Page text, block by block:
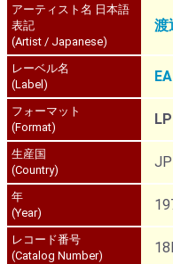
アーティスト名 日本語
表記
(Artist / Japanese)
渡
レーベル名
(Label)
フォーマット
(Format)
LP
生産国
(Country)
年
(Year)
レコード番号
(Catalog Number)